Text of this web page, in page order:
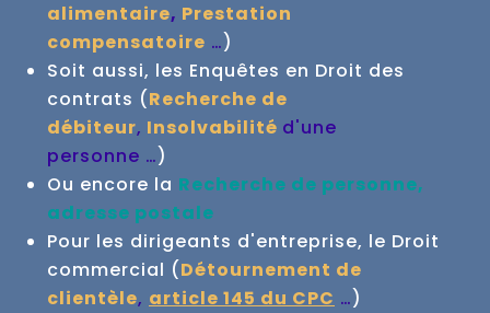
alimentaire, Prestation
compensatoire …)
Soit aussi, les Enquêtes en Droit des
contrats (Recherche de
débiteur, Insolvabilité d'une
personne …)
Ou encore la Recherche de personne,
adresse postale
Pour les dirigeants d'entreprise, le Droit
commercial (Détournement de
clientèle, article 145 du CPC …)